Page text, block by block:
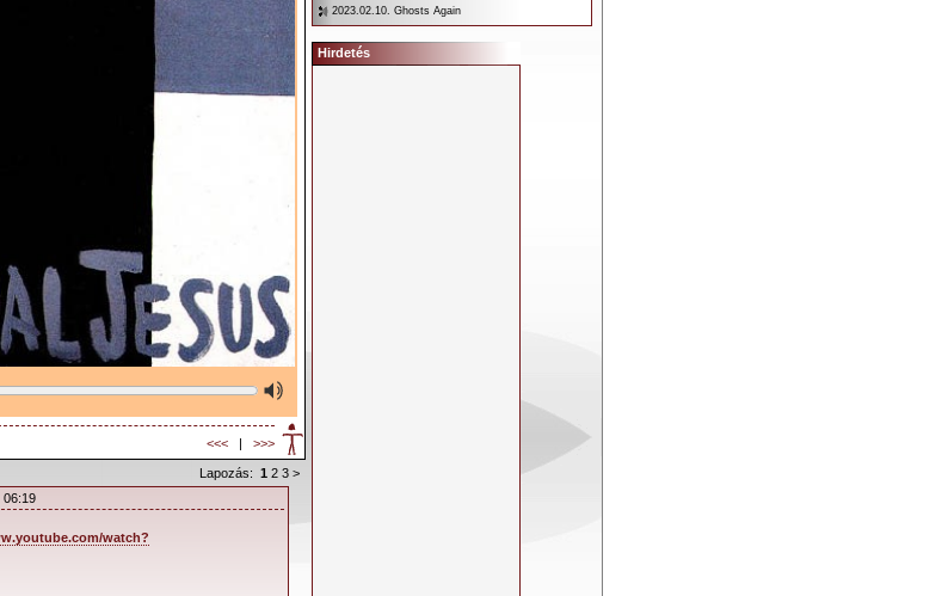
<<< | >>>
Lapozás: 1 2 3 >
06:19
watch?
2023.02.10. Ghosts Again
Hirdetés